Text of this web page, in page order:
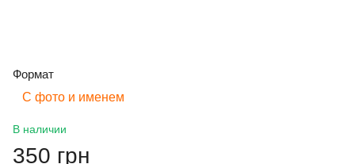
Формат
С фото и именем
В наличии
350 грн